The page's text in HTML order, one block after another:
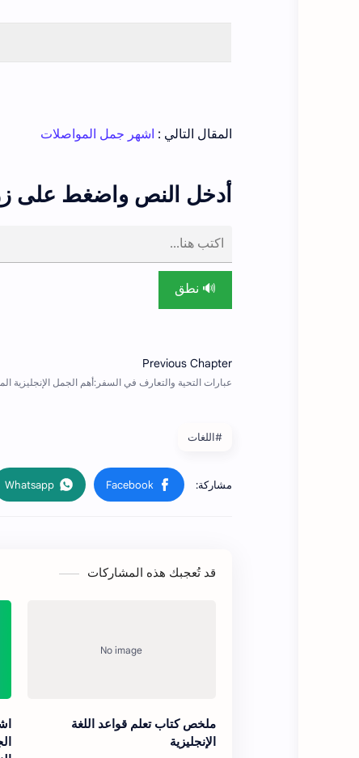
المقال التالي : اشهر جمل المواصلات
أدخل النص واضغط على
🔊 نطق
#اللغات
قد تُعجبك هذه المشاركات
ملخص كتاب تعلم قواعد اللغة
الإنجليزية